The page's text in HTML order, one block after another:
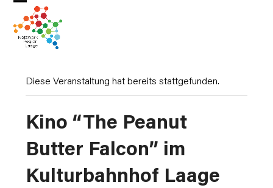
Skip
content
Open
mobile
menu
Close
mobile
menu
Diese Veranstaltung hat bereits stattgefunden.
Kino “The Peanut
Butter Falcon” im
Kulturbahnhof Laage